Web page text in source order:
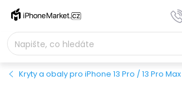
Přejít
obsah
Kryty a obaly pro iPhone 13 Pro / 13 Pro Max